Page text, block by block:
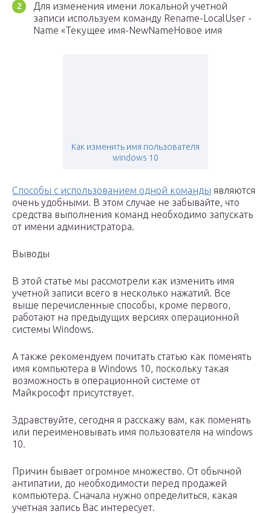
Для изменения имени локальной учетной
записи используем команду Rename-LocalUser -
Name «Текущее имя-NewNameНовое имя
Как изменить имя пользователя
windows 10
Способы с использованием одной команды являются
очень удобными. В этом случае не забывайте, что
средства выполнения команд необходимо запускать
от имени администратора.
Выводы
В этой статье мы рассмотрели как изменить имя
учетной записи всего в несколько нажатий. Все
выше перечисленные способы, кроме первого,
работают на предыдущих версиях операционной
системы Windows.
А также рекомендуем почитать статью как поменять
имя компьютера в Windows 10, поскольку такая
возможность в операционной системе от
Майкрософт присутствует.
Здравствуйте, сегодня я расскажу вам, как поменять
или переименовывать имя пользователя на windows
10.
Причин бывает огромное множество. От обычной
антипатии, до необходимости перед продажей
компьютера. Сначала нужно определиться, какая
учетная запись Вас интересует.